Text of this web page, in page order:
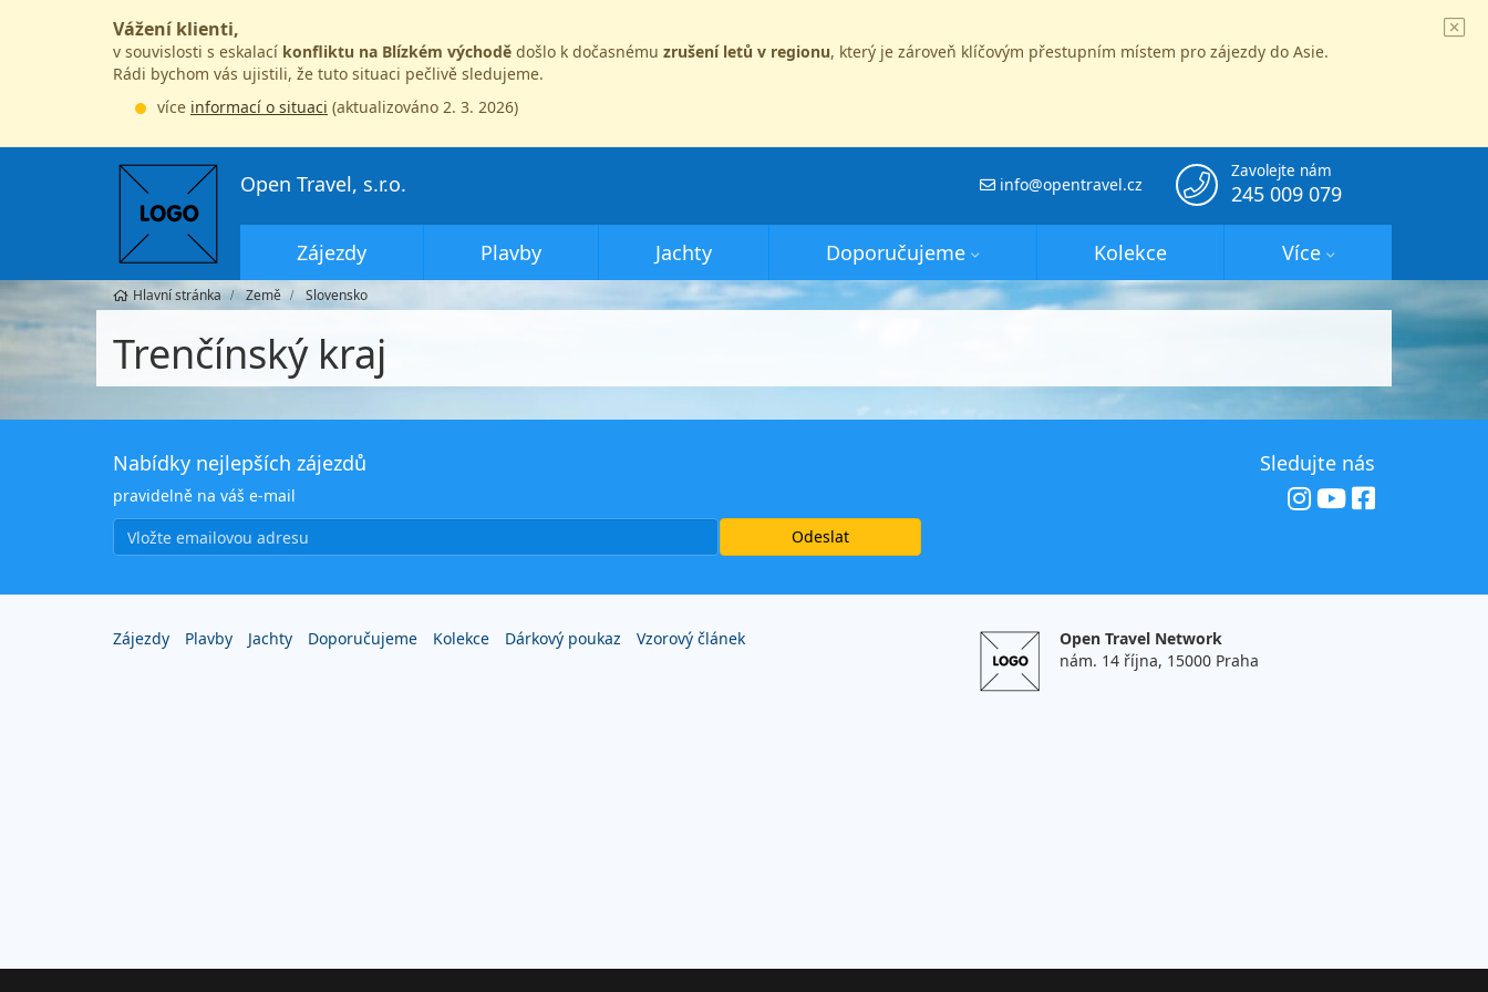
Vážení klienti,
v souvislosti s eskalací konfliktu na Blízkém východě došlo k dočasnému zrušení letů v regionu, který je zároveň klíčovým přestupním místem pro zájezdy do Asie.
Rádi bychom vás ujistili, že tuto situaci pečlivě sledujeme.
více informací o situaci (aktualizováno 2. 3. 2026)
Zavolejte nám
245 009 079
info@opentravel.cz
Open Travel, s.r.o.
Zájezdy Plavby Jachty Doporučujeme Kolekce Více
Hlavní stránka Země Slovensko
Trenčínský kraj
Nabídky nejlepších zájezdů
pravidelně na váš e-mail
Sledujte nás
Zájezdy Plavby Jachty Doporučujeme Kolekce Dárkový poukaz Vzorový článek
Open Travel Network
nám. 14 října, 15000 Praha